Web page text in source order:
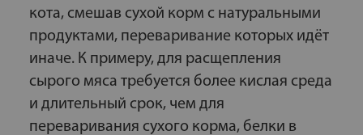
кота, смешав сухой корм с натуральными
продуктами, переваривание которых идёт
иначе. К примеру, для расщепления
сырого мяса требуется более кислая среда
и длительный срок, чем для
переваривания сухого корма, белки в